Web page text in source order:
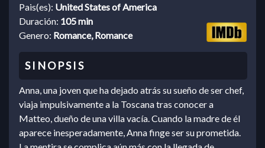
Pais(es): United States of America
Duración: 105 min
Genero: Romance, Romance
Anna, una joven que ha dejado atrás su sueño de ser chef,
viaja impulsivamente a la Toscana tras conocer a
Matteo, dueño de una villa vacía. Cuando la madre de él
aparece inesperadamente, Anna finge ser su prometida.